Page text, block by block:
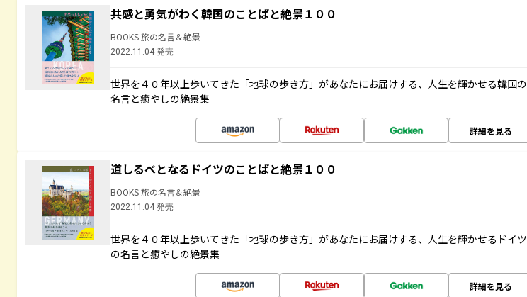
共感と勇気がわく韓国のことばと絶景１００
BOOKS 旅の名言＆絶景
2022.11.04 発売
世界を４０年以上歩いてきた「地球の歩き方」があなたにお届けする、人生を輝かせる韓国の
名言と癒やしの絶景集
詳細を見る
道しるべとなるドイツのことばと絶景１００
BOOKS 旅の名言＆絶景
2022.11.04 発売
世界を４０年以上歩いてきた「地球の歩き方」があなたにお届けする、人生を輝かせるドイツ
の名言と癒やしの絶景集
詳細を見る